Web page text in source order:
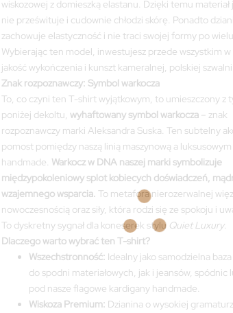
wiskozowej z domieszką elastanu. Dzięki temu materiał
nie prześwituje i cudownie chłodzi skórę. Ponadto
zachowuje elastyczność i nie traci swojej formy po
Wybierając ten model, inwestujesz przede wszystkim w
jakość wykończenia i kunszt kameralnej, polskiej szwalni.
Znak rozpoznawczy: Symbol warkocza
To, co czyni ten T-shirt wyjątkowym, to umieszczony z
poniżej dekoltu, wyhaftowanysymbol warkocza – znak
rozpoznawczy marki Aleksandra Suska. Ten subtelny
pomost pomiędzy naszą linią maszynową a luksusowym
handmade. Warkocz w DNA naszej marki symbolizuje
międzypokoleniowy splot kobiecych doświadczeń,
wzajemnego wsparcia. To metafora nierozerwalnej
nowoczesnością oraz siły, która rodzi się ze spokoju i
To dyskretny sygnał dla koneserek stylu Quiet Luxury.
Dlaczego warto wybrać ten T-shirt?
Wszechstronność: Idealny jako samodzielna
do spodni materiałowych, jak i jeansów, spódnic
pod nasze flagowe kardigany handmade.
Wiskoza Premium: Dzianina o wysokiej